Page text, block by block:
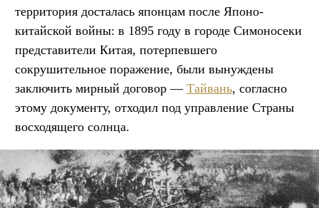
территория досталась японцам после Японо-
китайской войны: в 1895 году в городе Симоносеки
представители Китая, потерпевшего
сокрушительное поражение, были вынуждены
заключить мирный договор — Тайвань, согласно
этому документу, отходил под управление Страны
восходящего солнца.